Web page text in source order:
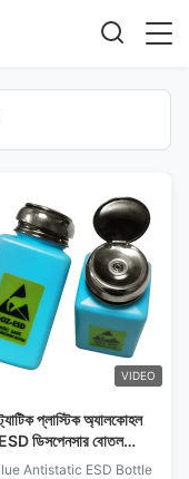
VIDEO
প্লাস্টিক অ্যালকোহল
ডিসপেনসার বোতল
Antistatic ESD Bottle